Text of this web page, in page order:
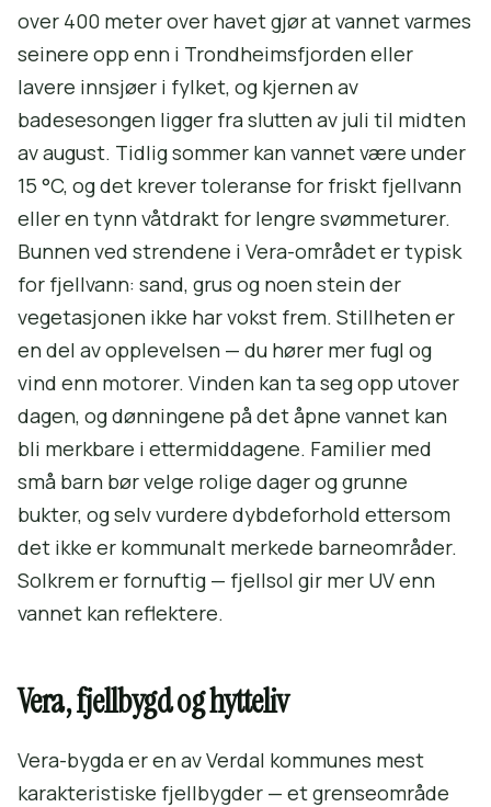
over 400 meter over havet gjør at vannet varmes
seinere opp enn i Trondheimsfjorden eller
lavere innsjøer i fylket, og kjernen av
badesesongen ligger fra slutten av juli til midten
av august. Tidlig sommer kan vannet være under
15 °C, og det krever toleranse for friskt fjellvann
eller en tynn våtdrakt for lengre svømmeturer.
Bunnen ved strendene i Vera-området er typisk
for fjellvann: sand, grus og noen stein der
vegetasjonen ikke har vokst frem. Stillheten er
en del av opplevelsen — du hører mer fugl og
vind enn motorer. Vinden kan ta seg opp utover
dagen, og dønningene på det åpne vannet kan
bli merkbare i ettermiddagene. Familier med
små barn bør velge rolige dager og grunne
bukter, og selv vurdere dybdeforhold ettersom
det ikke er kommunalt merkede barneområder.
Solkrem er fornuftig — fjellsol gir mer UV enn
vannet kan reflektere.
Vera, fjellbygd og hytteliv
Vera-bygda er en av Verdal kommunes mest
karakteristiske fjellbygder — et grenseområde